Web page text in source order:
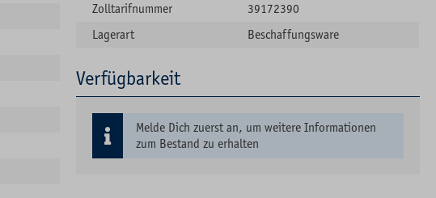
Zolltarifnummer
39172390
Lagerart
Beschaffungsware
Verfügbarkeit
Melde Dich zuerst an, um weitere Informationen
zum Bestand zu erhalten